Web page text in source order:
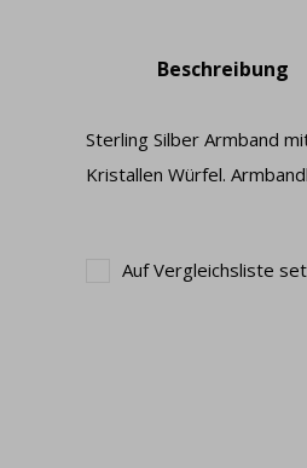
Beschreibung
Sterling Silber Armband
Kristallen Würfel.
Auf Vergleichsliste